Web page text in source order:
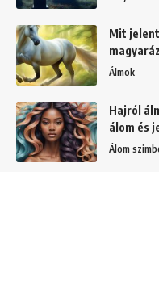
Mit
Álmok
Hajról
álom és
Álom